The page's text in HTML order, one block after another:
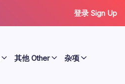
登录 Sign Up
其他 Other 杂项